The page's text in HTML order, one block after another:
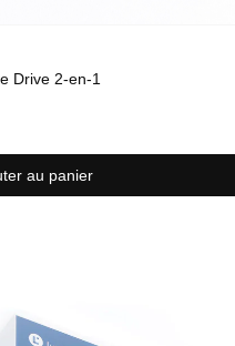
au panier
Drive 2-en-1